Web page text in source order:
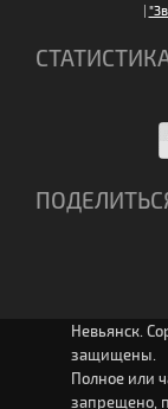
|
Невьянск.
защищены.
Полное или
запрещено,